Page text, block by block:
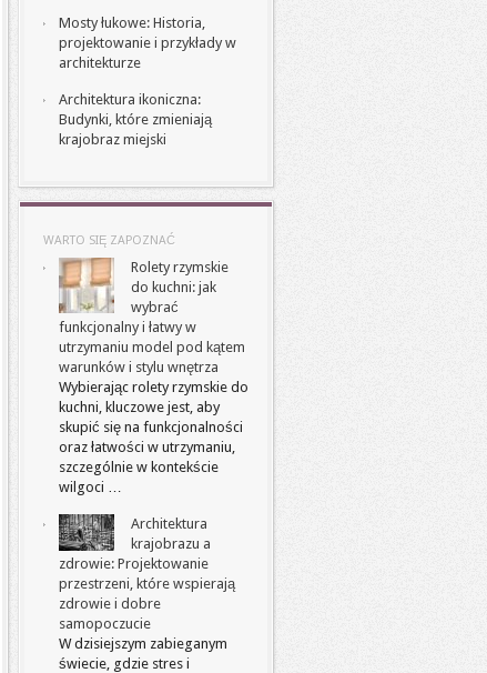
Mosty łukowe: Historia,
projektowanie i przykłady w
architekturze
Architektura ikoniczna:
Budynki, które zmieniają
krajobraz miejski
WARTO SIĘ ZAPOZNAĆ
Rolety rzymskie
do kuchni: jak
wybrać
funkcjonalny i łatwy w
utrzymaniu model pod kątem
warunków i stylu wnętrza
Wybierając rolety rzymskie do
kuchni, kluczowe jest, aby
skupić się na funkcjonalności
oraz łatwości w utrzymaniu,
szczególnie w kontekście
wilgoci …
Architektura
krajobrazu a
zdrowie: Projektowanie
przestrzeni, które wspierają
zdrowie i dobre
samopoczucie
W dzisiejszym zabieganym
świecie, gdzie stres i